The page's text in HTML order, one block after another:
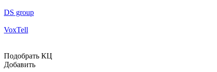
DS group
VoxTell
Подобрать КЦ
Добавить